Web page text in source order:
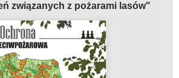
związanych z pożarami lasów"